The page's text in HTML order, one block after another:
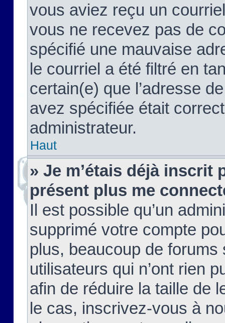
vous aviez reçu un
vous ne recevez pas de
spécifié une mauvaise
le courriel a été filtré en
certain(e) que l’adresse
avez spécifiée était
administrateur.
Haut
» Je m’étais déjà inscrit
présent plus me
Il est possible qu’un
supprimé votre compte
plus, beaucoup de
utilisateurs qui n’ont rien
afin de réduire la taille de
le cas, inscrivez-vous à